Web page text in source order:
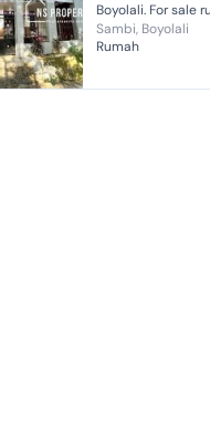
Boyolali. For sale rumah di
wilayah yang
pemandangan
lingkung...
Sambi, Boyolali
Rumah